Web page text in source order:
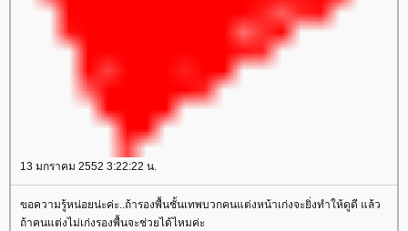
13 มกราคม 2552 3:22:22 น.
ขอความรู้หน่อยน่ะค่ะ..ถ้ารองพื้นชั้นเทพบวกคนแต่งหน้าเก่งจะยิ่งทำให้ดูดี แล้ว
ถ้าคนแต่งไม่เก่งรองพื้นจะช่วยได้ไหมค่ะ